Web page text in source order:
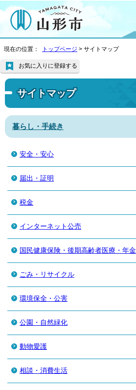
現在の位置： トップページ > サイトマップ
サイトマップ
お気に入りに登録する
暮らし・手続き
安全・安心
届出・証明
税金
インターネット公売
国民健康保険・後期高齢者医療・年金
ごみ・リサイクル
環境保全・公害
公園・自然緑化
動物愛護
相談・消費生活